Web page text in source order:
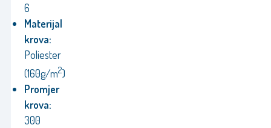
6
Materijal
krova:
Poliester
(160g/m2)
Promjer
krova:
300